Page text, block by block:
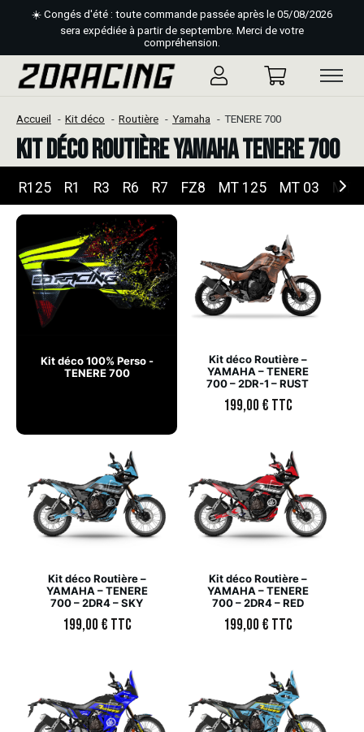
☀️ Congés d'été : toute commande passée après le 05/08/2026
sera expédiée à partir de septembre. Merci de votre
compréhension.
Accueil Kit déco Routière Yamaha TENERE 700
Kit déco Routière Yamaha TENERE 700
R125 R1 R3 R6 R7 FZ8 MT 125 MT 03 MT
Kit déco 100% Perso -
TENERE 700
Kit déco Routière –
YAMAHA – TENERE
700 – 2DR-1 – RUST
199,00€ TTC
Kit déco Routière –
YAMAHA – TENERE
700 – 2DR4 – SKY
199,00€ TTC
Kit déco Routière –
YAMAHA – TENERE
700 – 2DR4 – RED
199,00€ TTC